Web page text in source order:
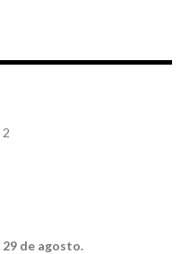
de agosto.